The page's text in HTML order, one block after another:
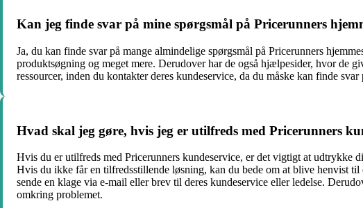
Kan jeg finde svar på mine spørgsmål på Pricerunners
Ja, du kan finde svar på mange almindelige spørgsmål på Pricerunners
produktsøgning og meget mere. Derudover har de også hjælpesider, hvor de
ressourcer, inden du kontakter deres kundeservice, da du måske kan finde svar
Hvad skal jeg gøre, hvis jeg er utilfreds med Pricerunners
Hvis du er utilfreds med Pricerunners kundeservice, er det vigtigt at udtrykke
Hvis du ikke får en tilfredsstillende løsning, kan du bede om at blive henvist
sende en klage via e-mail eller brev til deres kundeservice eller ledelse.
omkring problemet.